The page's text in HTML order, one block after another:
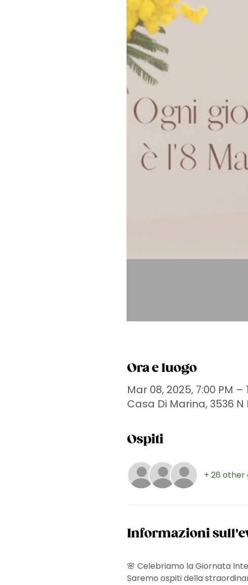
Ora e luogo
Mar 08, 2025, 7:00 PM –
Casa Di Marina, 3536
Ospiti
+ 26 other
Informazioni
🌸 Celebriamo la Giornata
Saremo ospiti della